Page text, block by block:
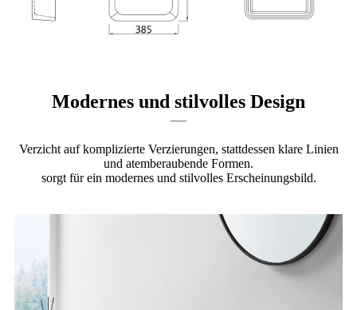
Modernes und stilvolles Design
Verzicht auf komplizierte Verzierungen, stattdessen klare Linien
und atemberaubende Formen.
sorgt für ein modernes und stilvolles Erscheinungsbild.